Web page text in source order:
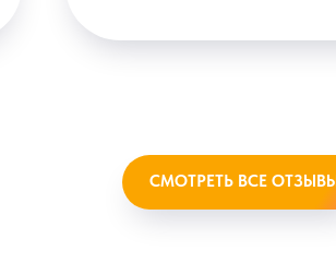
СМОТРЕТЬ ВСЕ ОТЗЫВЫ